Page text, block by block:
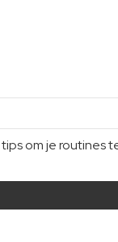
om je routines